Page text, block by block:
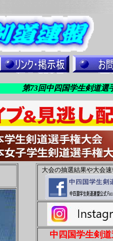
第73回中四国学生剣道選手
大会の抽選結果や大会
中四国学生剣